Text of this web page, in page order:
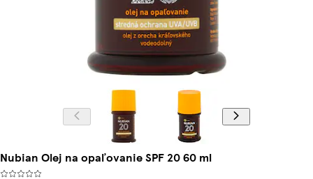
Nubian Olej na opaľovanie SPF 20 60 ml